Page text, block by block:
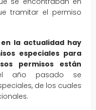
tramitar el permiso
en la actualidad hay
especiales para
permisos están
año pasado se
de los cuales